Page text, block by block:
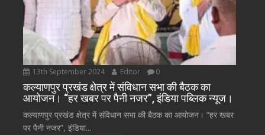
13th September 2024 Editor 0
कल्याणपुर प्रखंड क्षेत्र में संविधान सभा की बैठक का
आयोजन। “हर खबर पर पैनी नजर”, इंडिया पब्लिक न्यूज।
कल्याणपुर प्रखंड क्षेत्र में संविधान सभा की बैठक का आयोजन। “हर खबर
पर पैनी नजर”, इंडिया...